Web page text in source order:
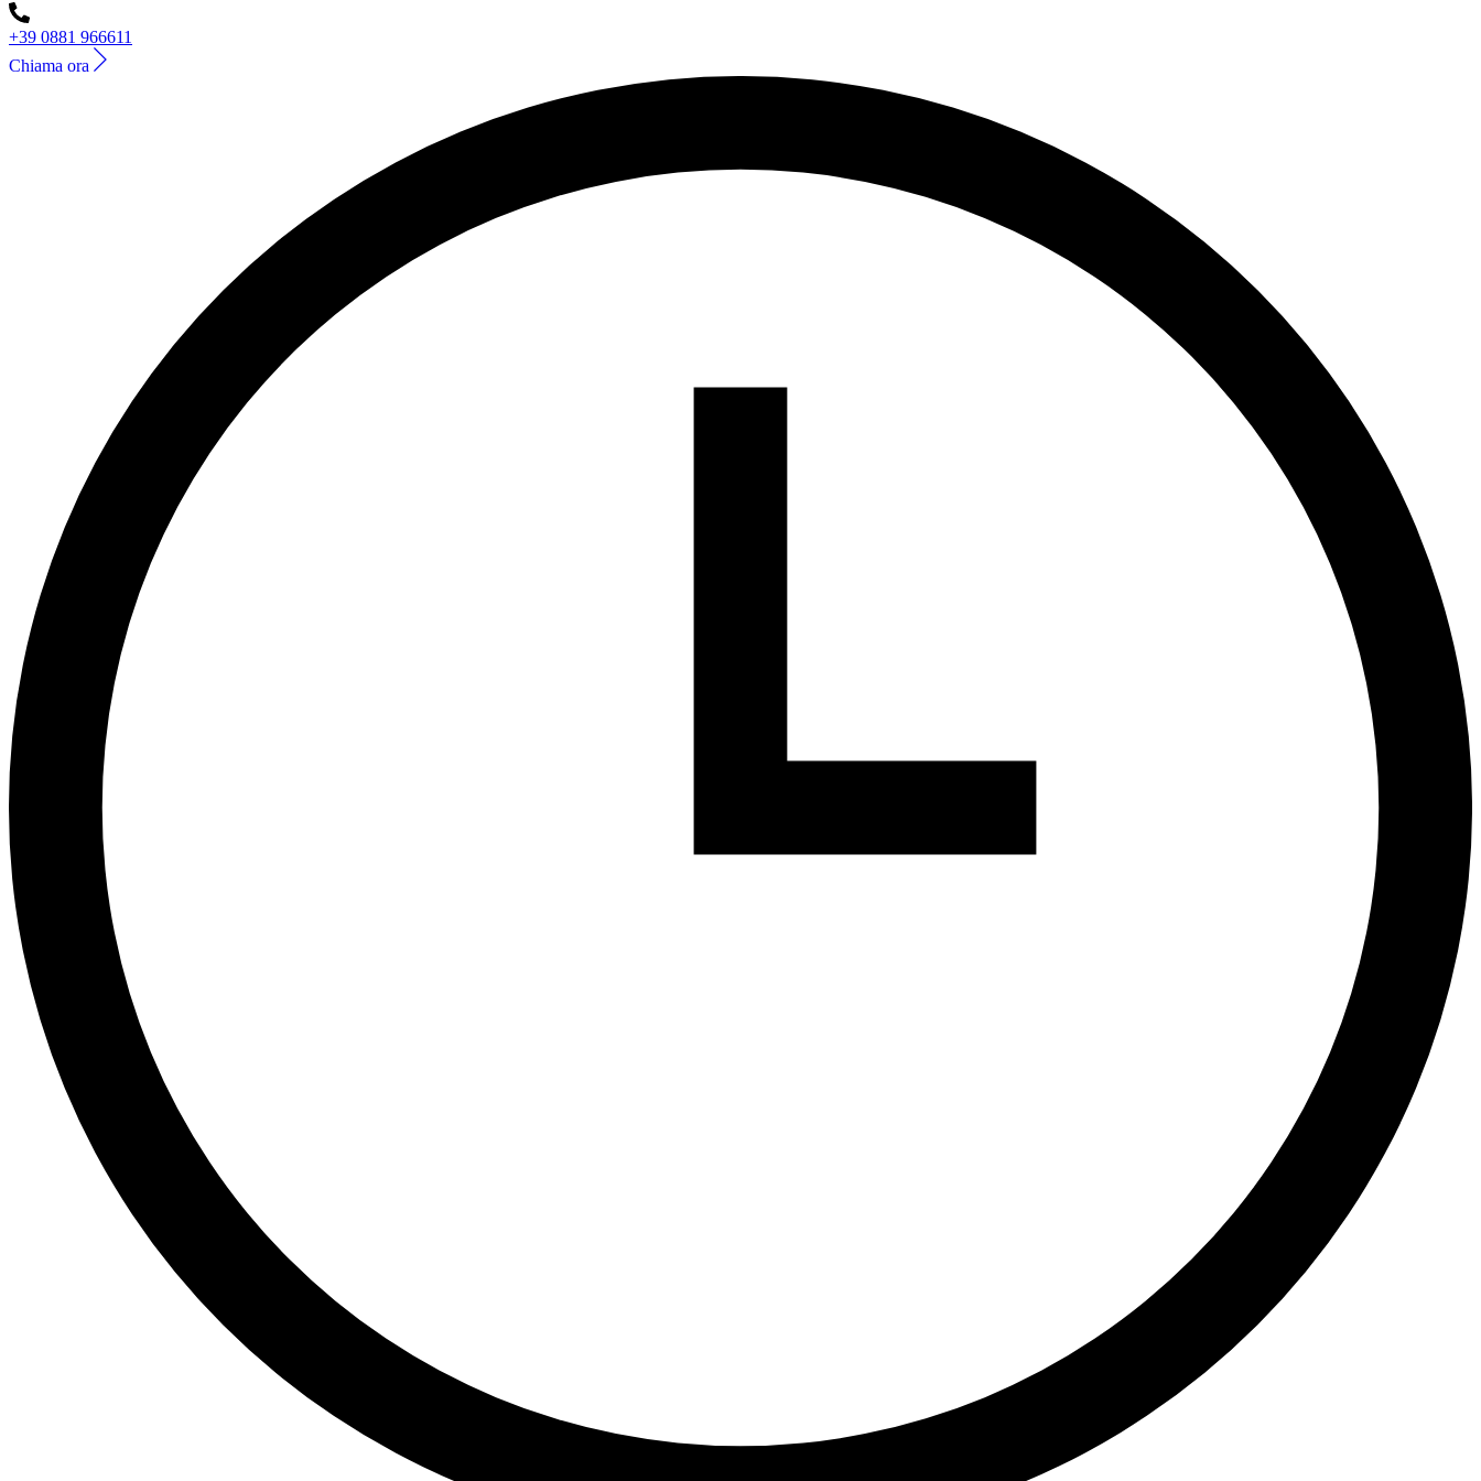
+39 0881 966611
Chiama ora